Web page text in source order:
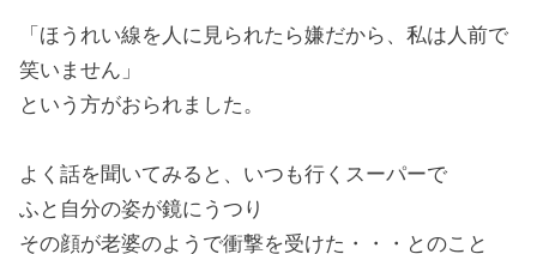
「ほうれい線を人に見られたら嫌だから、私は人前で
笑いません」
という方がおられました。
よく話を聞いてみると、いつも行くスーパーで
ふと自分の姿が鏡にうつり
その顔が老婆のようで衝撃を受けた・・・とのこと